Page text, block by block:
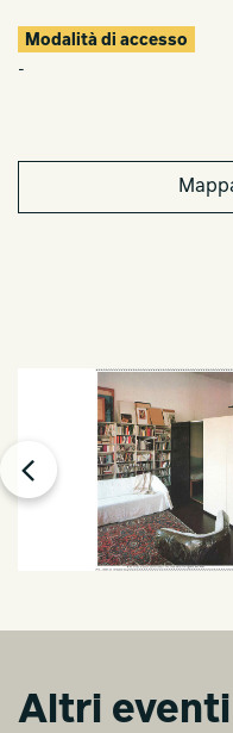
Modalità di accesso
-
Altri